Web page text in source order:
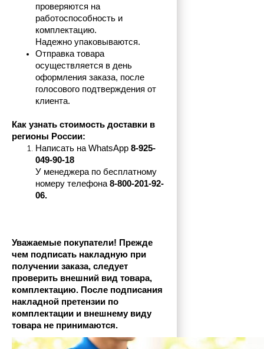
проверяются на
работоспособность и
комплектацию.
Надежно упаковываются.
Отправка товара
осуществляется в день
оформления заказа, после
голосового подтверждения от
клиента.
Как узнать стоимость доставки в
регионы России:
Написать на WhatsApp 8-925-
049-90-18
У менеджера по бесплатному
номеру телефона 8-800-201-92-
06.
Уважаемые покупатели! Прежде
чем подписать накладную при
получении заказа, следует
проверить внешний вид товара,
комплектацию. После подписания
накладной претензии по
комплектации и внешнему виду
товара не принимаются.